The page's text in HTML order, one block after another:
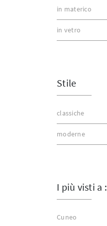
in materico
in vetro
Stile
classiche
moderne
I più visti a :
Cuneo